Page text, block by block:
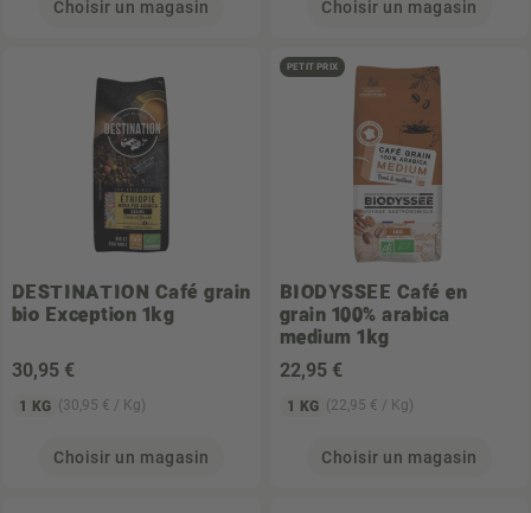
Choisir un magasin Choisir un magasin
DESTINATION Café grain
bio Exception 1kg
30,95 €
1 KG (30,95 € / Kg)
Choisir un magasin
PETIT PRIX
BIODYSSEE Café en
grain 100% arabica
medium 1kg
22,95 €
1 KG (22,95 € / Kg)
Choisir un magasin